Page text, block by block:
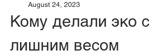
August 24, 2023
Кому делали эко с
лишним весом